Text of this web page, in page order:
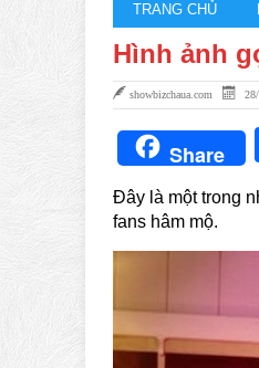
TRANG CHỦ
Hình ảnh
showbizchaua.com
Share
Đây là một trong
fans hâm mộ.